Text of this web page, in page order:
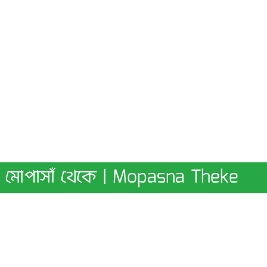
মোপাসাঁ থেকে | Mopasna Theke